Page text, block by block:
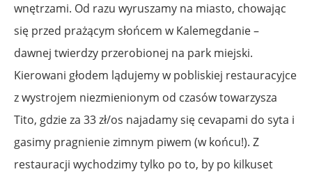
wnętrzami. Od razu wyruszamy na miasto, chowając
się przed prażącym słońcem w Kalemegdanie –
dawnej twierdzy przerobionej na park miejski.
Kierowani głodem lądujemy w pobliskiej restauracyjce
z wystrojem niezmienionym od czasów towarzysza
Tito, gdzie za 33 zł/os najadamy się cevapami do syta i
gasimy pragnienie zimnym piwem (w końcu!). Z
restauracji wychodzimy tylko po to, by po kilkuset